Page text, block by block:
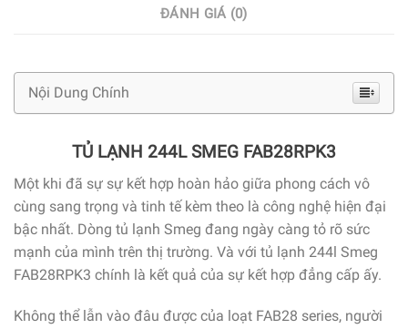
ĐÁNH GIÁ (0)
Nội Dung Chính
TỦ LẠNH 244L SMEG FAB28RPK3
Một khi đã sự sự kết hợp hoàn hảo giữa phong cách vô
cùng sang trọng và tinh tế kèm theo là công nghệ hiện đại
bậc nhất. Dòng tủ lạnh Smeg đang ngày càng tỏ rõ sức
mạnh của mình trên thị trường. Và với tủ lạnh 244l Smeg
FAB28RPK3 chính là kết quả của sự kết hợp đẳng cấp ấy.
Không thể lẫn vào đâu được của loạt FAB28 series, người